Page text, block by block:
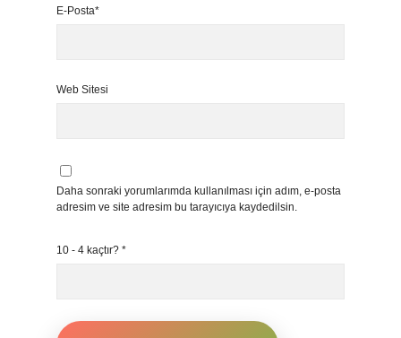
E-Posta*
Web Sitesi
Daha sonraki yorumlarımda kullanılması için adım, e-posta
adresim ve site adresim bu tarayıcıya kaydedilsin.
10 - 4 kaçtır? *